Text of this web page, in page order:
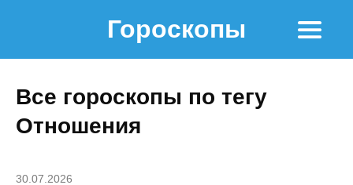
Гороскопы
Все гороскопы по тегу
Отношения
30.07.2026